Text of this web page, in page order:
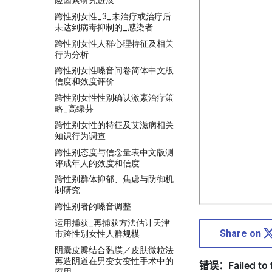
跨性别女性_3_未治疗或治疗后
未达到病毒抑制的_感染者
跨性别女性人群心理特征及相关
行为分析
跨性别女性嗓音问卷简体中文版
信度和效度评价
跨性别女性性别确认激素治疗策
略_高绿芬
跨性别女性的特征及艾滋病相关
知识行为调查
跨性别态度与信念量表中文版测
评成年人的效度和信度
跨性别群体抑郁、焦虑与防御机
制研究
跨性别者的嗓音调整
运用捕获_再捕获方法估计天津
市跨性别女性人群规模
阴囊皮瓣结合黏膜／皮肤微粒法
再造阴道在男变女变性手术中的
Share on